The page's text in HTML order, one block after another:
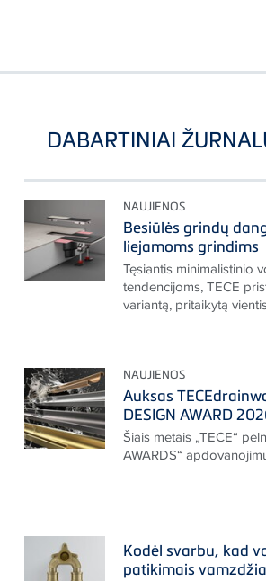
DABARTINIAI
NAUJIENOS
Besiūlės grindų
liejamoms grindims
Tęsiantis minimalistinio
tendencijoms, TECE
variantą, pritaikytą
NAUJIENOS
Auksas
DESIGN AWARD
Šiais metais „TECE“
AWARDS“
Kodėl svarbu, kad
patikimais